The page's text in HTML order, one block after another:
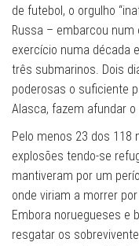
de futebol, o orgulho
Russa – embarcou num
exercício numa década
três submarinos. Dois
poderosas o suficiente
Alasca, fazem afundar
Pelo menos 23 dos 118
explosões tendo-se
mantiveram por um
onde viriam a morrer
Embora noruegueses e
resgatar os